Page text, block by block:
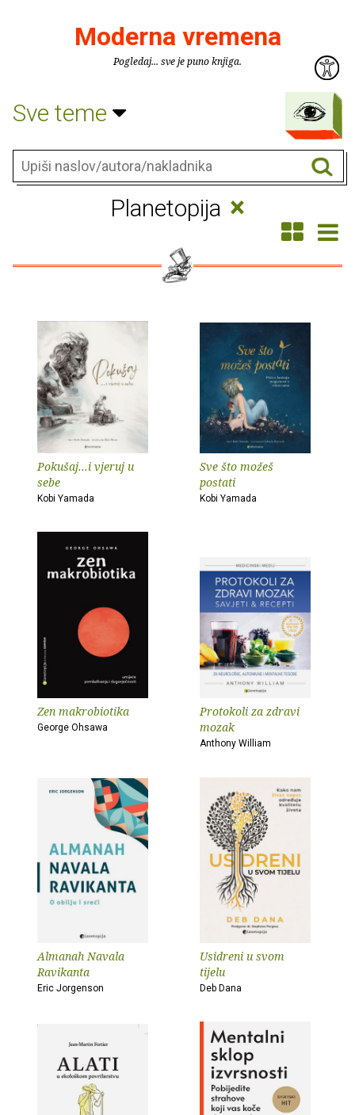
Moderna vremena
Pogledaj... sve je puno knjiga.
Sve teme
Planetopija ×
Pokušaj...i vjeruj u
sebe
Kobi Yamada
Sve što možeš
postati
Kobi Yamada
Zen makrobiotika
George Ohsawa
Protokoli za zdravi
mozak
Anthony William
Almanah Navala
Ravikanta
Eric Jorgenson
Usidreni u svom
tijelu
Deb Dana